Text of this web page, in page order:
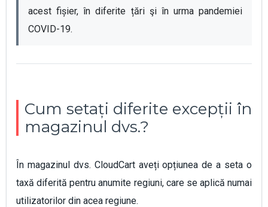
acest fișier, în diferite țări şi în urma pandemiei
COVID-19.
Cum setați diferite excepții în
magazinul dvs.?
În magazinul dvs. CloudCart aveți opțiunea de a seta o
taxă diferită pentru anumite regiuni, care se aplică numai
utilizatorilor din acea regiune.